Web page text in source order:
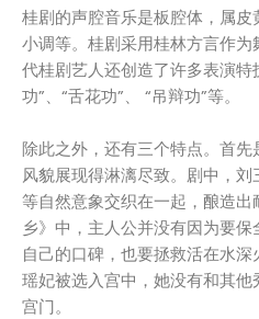
桂剧的声腔音乐是板腔体，属
小调等。桂剧采用桂林方言作
代桂剧艺人还创造了许多表演特
功”、“舌花功”、 “吊辩功”等。
除此之外，还有三个特点。首
风貌展现得淋漓尽致。剧中，
等自然意象交织在一起，酿造
乡》中，主人公并没有因为要
自己的口碑，也要拯救活在水
瑶妃被选入宫中，她没有和其
宫门。